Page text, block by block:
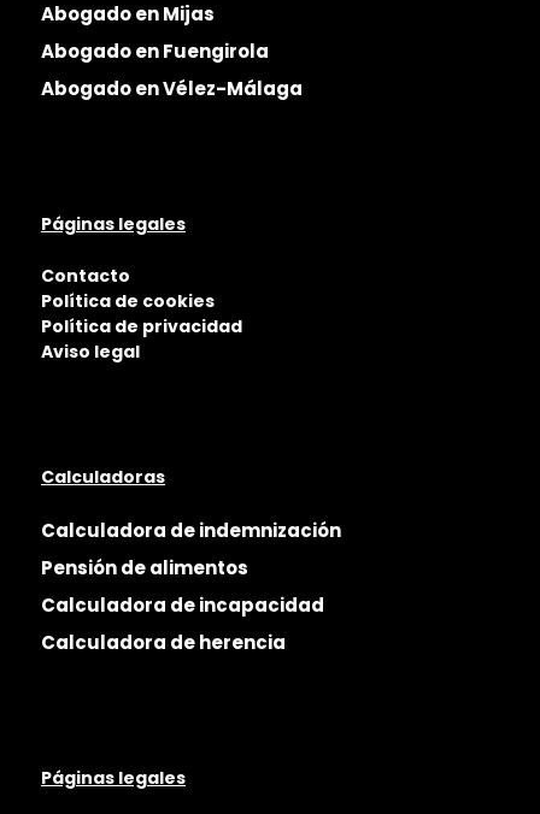
Abogado en Mijas
Abogado en Fuengirola
Abogado en Vélez-Málaga
Páginas legales
Contacto
Política de cookies
Política de privacidad
Aviso legal
Calculadoras
Calculadora de indemnización
Pensión de alimentos
Calculadora de incapacidad
Calculadora de herencia
Páginas legales